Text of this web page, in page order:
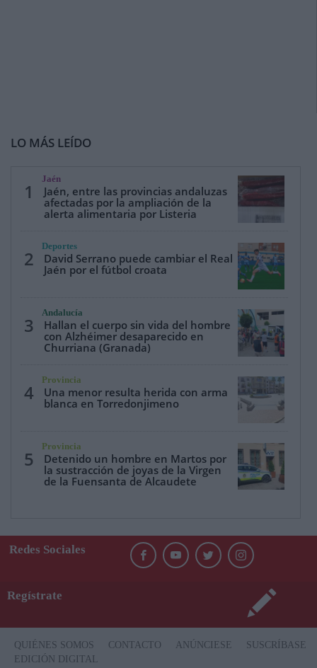
LO MÁS LEÍDO
1
Jaén
Jaén, entre las provincias andaluzas
afectadas por la ampliación de la
alerta alimentaria por Listeria
2
Deportes
David Serrano puede cambiar el Real
Jaén por el fútbol croata
3
Andalucía
Hallan el cuerpo sin vida del hombre
con Alzhéimer desaparecido en
Churriana (Granada)
4
Provincia
Una menor resulta herida con arma
blanca en Torredonjimeno
5
Provincia
Detenido un hombre en Martos por
la sustracción de joyas de la Virgen
de la Fuensanta de Alcaudete
Redes Sociales
Regístrate
QUIÉNES SOMOS CONTACTO ANÚNCIESE
SUSCRÍBASE
EDICIÓN DIGITAL